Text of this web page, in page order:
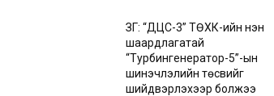
ЗГ: “ДЦС-3” ТӨХК-ийн нэн
шаардлагатай
“Турбингенератор-5”-ын
шинэчлэлийн төсвийг
шийдвэрлэхээр болжээ